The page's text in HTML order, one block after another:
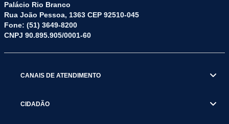
Palácio Rio Branco
Rua João Pessoa, 1363 CEP 92510-045
Fone: (51) 3649-8200
CNPJ 90.895.905/0001-60
CANAIS DE ATENDIMENTO
CIDADÃO